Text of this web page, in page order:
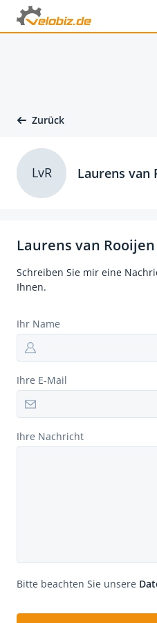
Zurück
Laurens van
Schreiben Sie mir eine
Ihnen.
Ihr Name
Ihre E-Mail
Ihre Nachricht
Bitte beachten Sie unsere
LvR Laurens van